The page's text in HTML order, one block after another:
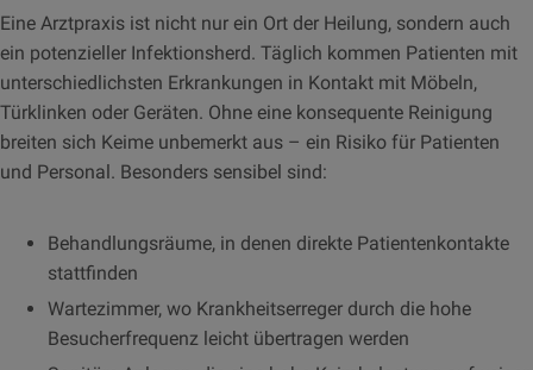
Eine Arztpraxis ist nicht nur ein Ort der Heilung, sondern auch
ein potenzieller Infektionsherd. Täglich kommen Patienten mit
unterschiedlichsten Erkrankungen in Kontakt mit Möbeln,
Türklinken oder Geräten. Ohne eine konsequente Reinigung
breiten sich Keime unbemerkt aus – ein Risiko für Patienten
und Personal. Besonders sensibel sind:
Behandlungsräume, in denen direkte Patientenkontakte
stattfinden
Wartezimmer, wo Krankheitserreger durch die hohe
Besucherfrequenz leicht übertragen werden